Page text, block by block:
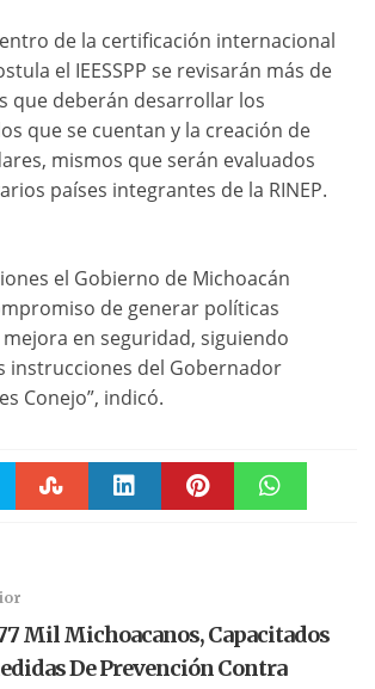
de la certificación internacional
el IEESSPP se revisarán más de
que deberán desarrollar los
que se cuentan y la creación de
mismos que serán evaluados
países integrantes de la RINEP.
el Gobierno de Michoacán
de generar políticas
en seguridad, siguiendo
instrucciones del Gobernador
Conejo”, indicó.
Mil Michoacanos, Capacitados
De Prevención Contra